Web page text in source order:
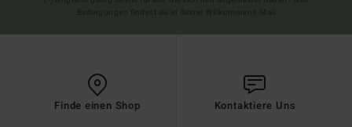
Finde einen Shop Kontaktiere Uns